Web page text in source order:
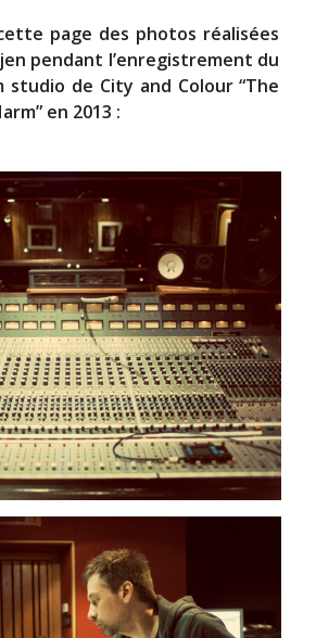
page des photos réalisées
pendant l’enregistrement du
studio de City and Colour“The
en 2013 :